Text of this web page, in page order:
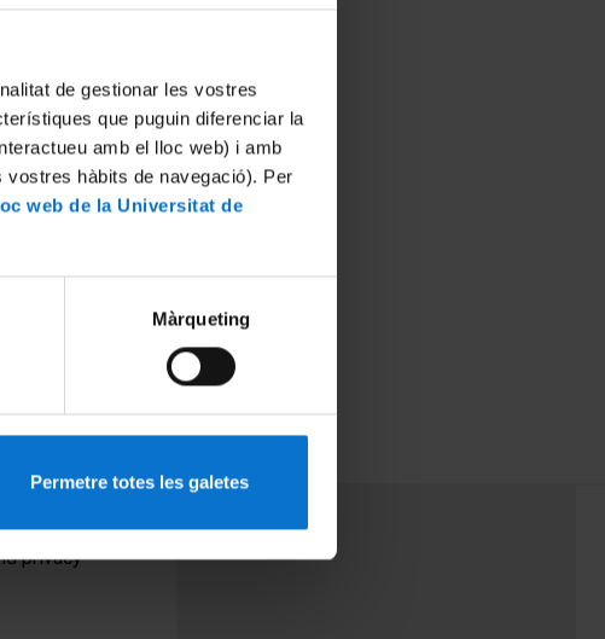
de gestionar les vostres
que puguin diferenciar la
amb el lloc web) i amb
vostres hàbits de navegació). Per
web de la Universitat de
Màrqueting
Permetre totes les galetes
privacy